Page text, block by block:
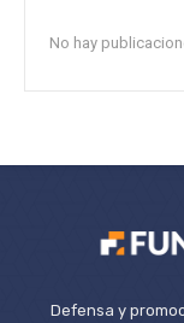
No hay
Defensa y